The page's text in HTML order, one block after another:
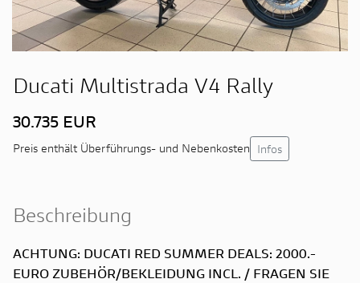
Ducati Multistrada V4 Rally
30.735 EUR
Preis enthält Überführungs- und Nebenkosten Infos
Beschreibung
ACHTUNG: DUCATI RED SUMMER DEALS: 2000.-
EURO ZUBEHÖR/BEKLEIDUNG INCL. / FRAGEN SIE